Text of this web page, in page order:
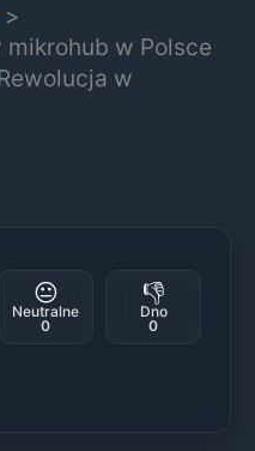
mikrohub w Polsce
w
😐
Neutralne
0
👎
Dno
0